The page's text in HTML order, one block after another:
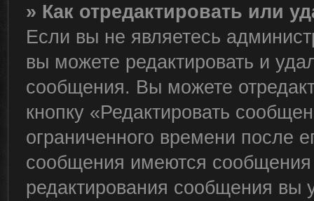
» Как отредактировать или
Если вы не являетесь
вы можете редактировать и
сообщения. Вы можете
кнопку «Редактировать
ограниченного времени после
сообщения имеются сообщения
редактирования сообщения